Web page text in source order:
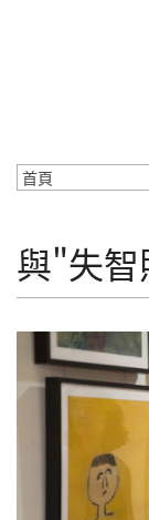
與"失